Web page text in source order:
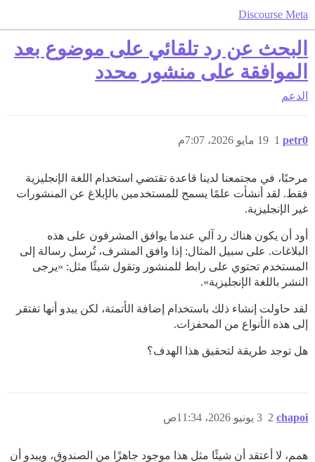
Discourse Meta
البحث عن رد تلقائي على موضوع بعد
الموافقة على منشور محدد
الدعم
petr0 19 مايو 2026، 7:07م 1
مرحبًا، في مجتمعنا لدينا قاعدة تقتضي استخدام اللغة الإنجليزية
فقط. لقد أنشأت علمًا يسمح للمستخدمين بالإبلاغ عن المنشورات
غير الإنجليزية.
أود أن يكون هناك رد آلي عندما يوافق المشرفون على هذه
البلاغات. على سبيل المثال: إذا وافق المشرف، تُرسل رسالة إلى
المستخدم تحتوي على رابط للمنشور وتقول شيئًا مثل: «يرجى
النشر باللغة الإنجليزية».
لقد حاولت إنشاء ذلك باستخدام إضافة الأتمتة، لكن يبدو أنها تفتقر
إلى هذه الأنواع من المحفزات.
هل توجد طريقة لتحقيق هذا الهدف؟
chapoi 3 يونيو 2026، 11:34ص 2
همم، لا أعتقد أن شيئًا مثل هذا موجود جاهزًا من الصندوق، ويبدو أن